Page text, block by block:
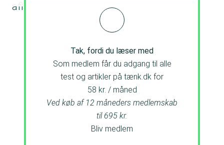
afladninger uden at miste deres kraft.
Tak, fordi du læser med
Som medlem får du adgang til alle
test og artikler på tænk.dk for
58 kr. / måned
Ved køb af 12 måneders medlemskab
til 695 kr.
Bliv medlem